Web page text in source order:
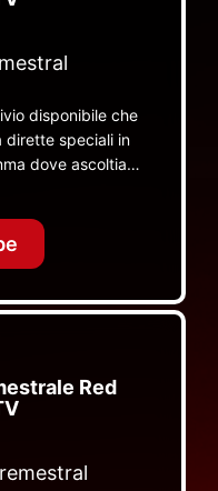
disponibile che
dirette speciali in
dove ascoltiamo
altra parte
Red